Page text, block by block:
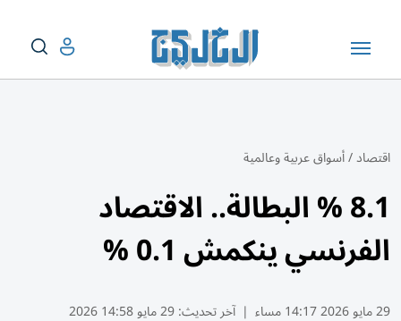
اقتصاد/أسواق عربية وعالمية
8.1 % البطالة.. الاقتصاد
الفرنسي ينكمش 0.1 %
29 مايو 2026 14:17 مساء | آخر تحديث:29 مايو 14:58 2026